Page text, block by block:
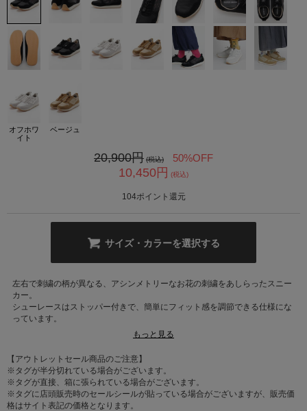
オフホワ
イト
ベージュ
20,900円 (税込) 50%OFF
10,450円 (税込)
104ポイント還元
サイズ・カラーを選択する
左右で刺繍の柄が異なる、アシンメトリーなお花の刺繍をあしらったスニー
カー。
シューレースはストッパー付きで、簡単にフィット感を調節できる仕様にな
っています。
シューレース部分の縫い目周りを、ギザギザにカッティングしているところ
ワイズ
S:81mm
M:82.5mm
L:84mm
もっと見る
【アウトレットセール商品のご注意】
※タグが半分切れている場合がございます。
※タグが直接、箱に張られている場合がございます。
※タグに店頭販売時のセールシールが貼っている場合がございますが、販売価
格はサイト表記の価格となります。